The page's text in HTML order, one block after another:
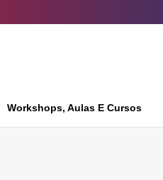
Workshops, Aulas E Cursos